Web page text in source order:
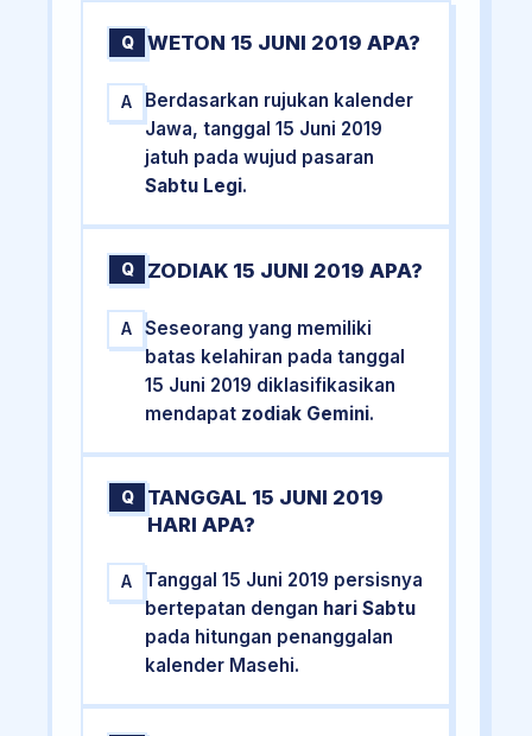
Q WETON 15 JUNI 2019 APA?
A
Berdasarkan rujukan kalender
Jawa, tanggal 15 Juni 2019
jatuh pada wujud pasaran
Sabtu Legi.
Q ZODIAK 15 JUNI 2019 APA?
A
Seseorang yang memiliki
batas kelahiran pada tanggal
15 Juni 2019 diklasifikasikan
mendapat zodiak Gemini.
Q
TANGGAL 15 JUNI 2019
HARI APA?
A
Tanggal 15 Juni 2019 persisnya
bertepatan dengan hari Sabtu
pada hitungan penanggalan
kalender Masehi.